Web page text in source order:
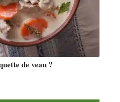
de veau ?